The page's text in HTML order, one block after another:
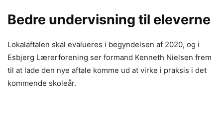
Bedre undervisning til eleverne
Lokalaftalen skal evalueres i begyndelsen af 2020, og i
Esbjerg Lærerforening ser formand Kenneth Nielsen frem
til at lade den nye aftale komme ud at virke i praksis i det
kommende skoleår.